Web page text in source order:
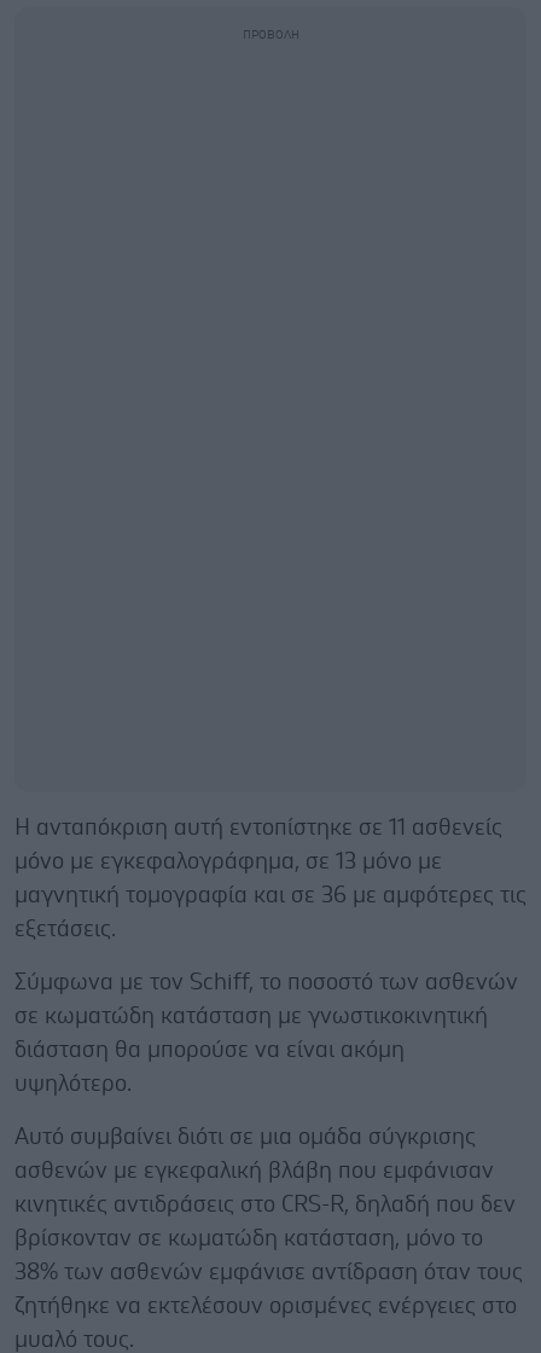
Η ανταπόκριση αυτή εντοπίστηκε σε 11 ασθενείς
μόνο με εγκεφαλογράφημα, σε 13 μόνο με
μαγνητική τομογραφία και σε 36 με αμφότερες τις
εξετάσεις.
Σύμφωνα με τον Schiff, το ποσοστό των ασθενών
σε κωματώδη κατάσταση με γνωστικοκινητική
διάσταση θα μπορούσε να είναι ακόμη
υψηλότερο.
Αυτό συμβαίνει διότι σε μια ομάδα σύγκρισης
ασθενών με εγκεφαλική βλάβη που εμφάνισαν
κινητικές αντιδράσεις στο CRS-R, δηλαδή που δεν
βρίσκονταν σε κωματώδη κατάσταση, μόνο το
38% των ασθενών εμφάνισε αντίδραση όταν τους
ζητήθηκε να εκτελέσουν ορισμένες ενέργειες στο
μυαλό τους.